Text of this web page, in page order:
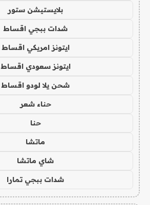
بلايستيشن ستور
شدات ببجي اقساط
ايتونز امريكي اقساط
ايتونز سعودي اقساط
شحن يلا لودو اقساط
حناء شعر
حنا
ماتشا
شاي ماتشا
شدات ببجي تمارا